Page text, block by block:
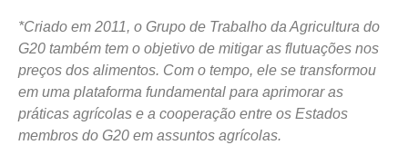
*Criado em 2011, o Grupo de Trabalho da Agricultura do
G20 também tem o objetivo de mitigar as flutuações nos
preços dos alimentos. Com o tempo, ele se transformou
em uma plataforma fundamental para aprimorar as
práticas agrícolas e a cooperação entre os Estados
membros do G20 em assuntos agrícolas.